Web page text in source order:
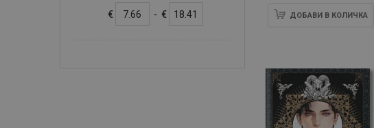
ДОБАВИ В КОЛИЧКА
€ - €